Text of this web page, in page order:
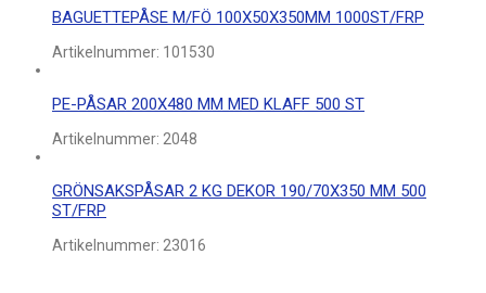
BAGUETTEPÅSE M/FÖ 100X50X350MM 1000ST/FRP
Artikelnummer: 101530
PE-PÅSAR 200X480 MM MED KLAFF 500 ST
Artikelnummer: 2048
GRÖNSAKSPÅSAR 2 KG DEKOR 190/70X350 MM 500
ST/FRP
Artikelnummer: 23016